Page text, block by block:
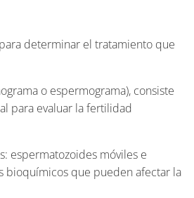
determinar el tratamiento que
o espermograma), consiste
para evaluar la fertilidad
espermatozoides móviles e
bioquímicos que pueden afectar la